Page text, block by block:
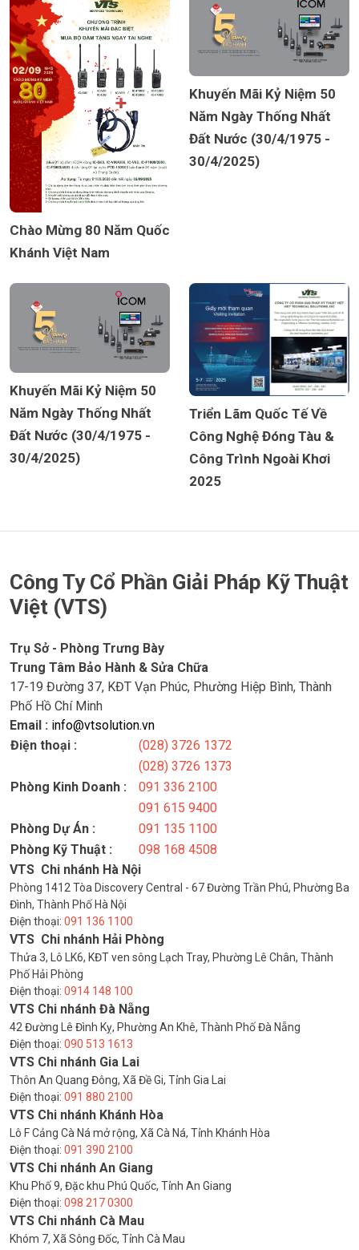
Chào Mừng 80 Năm Quốc
Khánh Việt Nam
Khuyến Mãi Kỷ Niệm 50
Năm Ngày Thống Nhất
Đất Nước (30/4/1975 -
30/4/2025)
Khuyến Mãi Kỷ Niệm 50
Năm Ngày Thống Nhất
Đất Nước (30/4/1975 -
30/4/2025)
Triển Lãm Quốc Tế Về
Công Nghệ Đóng Tàu &
Công Trình Ngoài Khơi
2025
Công Ty Cổ Phần Giải Pháp Kỹ Thuật
Việt (VTS)
Trụ Sở - Phòng Trưng Bày
Trung Tâm Bảo Hành & Sửa Chữa
17-19 Đường 37, KĐT Vạn Phúc, Phường Hiệp Bình, Thành
Phố Hồ Chí Minh
Email : info@vtsolution.vn
Điện thoại :
(028) 3726 1372
(028) 3726 1373
Phòng Kinh Doanh :
091 336 2100
091 615 9400
Phòng Dự Án :
091 135 1100
Phòng Kỹ Thuật :
098 168 4508
VTS Chi nhánh Hà Nội
Phòng 1412 Tòa Discovery Central - 67 Đường Trần Phú, Phường Ba
Đình, Thành Phố Hà Nội
Điện thoại: 091 136 1100
VTS Chi nhánh Hải Phòng
Thửa 3, Lô LK6, KĐT ven sông Lạch Tray, Phường Lê Chân, Thành
Phố Hải Phòng
Điện thoại: 0914 148 100
VTS Chi nhánh Đà Nẵng
42 Đường Lê Đình Kỵ, Phường An Khê, Thành Phố Đà Nẵng
Điện thoại: 090 513 1613
VTS Chi nhánh Gia Lai
Thôn An Quang Đông, Xã Đề Gi, Tỉnh Gia Lai
Điện thoại: 091 880 2100
VTS Chi nhánh Khánh Hòa
Lô F Cảng Cà Ná mở rộng, Xã Cà Ná, Tỉnh Khánh Hòa
Điện thoại: 091 390 2100
VTS Chi nhánh An Giang
Khu Phố 9, Đặc khu Phú Quốc, Tỉnh An Giang
Điện thoại: 098 217 0300
VTS Chi nhánh Cà Mau
Khóm 7, Xã Sông Đốc, Tỉnh Cà Mau